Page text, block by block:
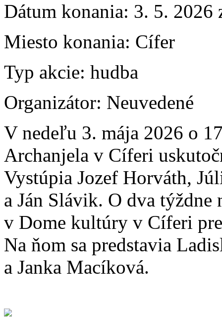
Dátum konania: 3. 5. 2026
Miesto konania: Cífer
Typ akcie: hudba
Organizátor: Neuvedené
V nedeľu 3. mája 2026 o
Archanjela v Cíferi
Vystúpia Jozef Horváth,
a Ján Slávik. O dva týždne
v Dome kultúry v Cíferi
Na ňom sa predstavia
a Janka Macíková.